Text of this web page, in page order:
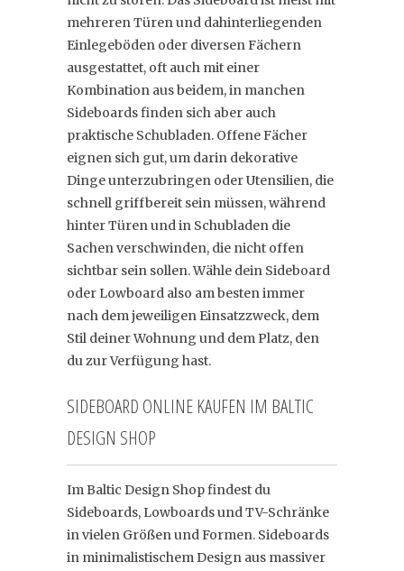
mehreren Türen und dahinterliegenden
Einlegeböden oder diversen Fächern
ausgestattet, oft auch mit einer
Kombination aus beidem, in manchen
Sideboards finden sich aber auch
praktische Schubladen. Offene Fächer
eignen sich gut, um darin dekorative
Dinge unterzubringen oder Utensilien, die
schnell griffbereit sein müssen, während
hinter Türen und in Schubladen die
Sachen verschwinden, die nicht offen
sichtbar sein sollen. Wähle dein Sideboard
oder Lowboard also am besten immer
nach dem jeweiligen Einsatzzweck, dem
Stil deiner Wohnung und dem Platz, den
du zur Verfügung hast.
SIDEBOARD ONLINE KAUFEN IM BALTIC
DESIGN SHOP
Im Baltic Design Shop findest du
Sideboards, Lowboards und TV-Schränke
in vielen Größen und Formen. Sideboards
in minimalistischem Design aus massiver